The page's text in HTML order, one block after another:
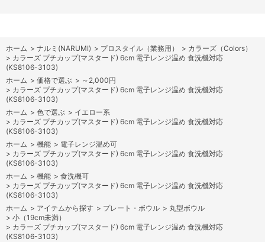
ホーム > ナルミ(NARUMI) > プロスタイル（業務用） > カラーズ（Colors）
> カラーズ プチカップ(マスタード) 6cm 電子レンジ温め 食洗機対応
(KS8106-3103)
ホーム > 価格で選ぶ > ～2,000円
> カラーズ プチカップ(マスタード) 6cm 電子レンジ温め 食洗機対応
(KS8106-3103)
ホーム > 色で選ぶ > イエロー系
> カラーズ プチカップ(マスタード) 6cm 電子レンジ温め 食洗機対応
(KS8106-3103)
ホーム > 機能 > 電子レンジ温め可
> カラーズ プチカップ(マスタード) 6cm 電子レンジ温め 食洗機対応
(KS8106-3103)
ホーム > 機能 > 食洗機可
> カラーズ プチカップ(マスタード) 6cm 電子レンジ温め 食洗機対応
(KS8106-3103)
ホーム > アイテムから探す > プレート・ボウル > 丸型ボウル
> 小（19cm未満）
> カラーズ プチカップ(マスタード) 6cm 電子レンジ温め 食洗機対応
(KS8106-3103)